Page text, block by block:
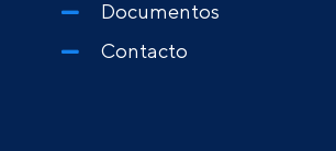
Documentos
Contacto